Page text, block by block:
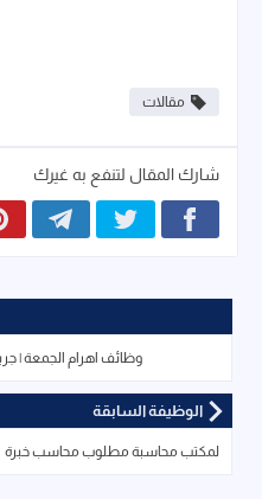
مقالات
شارك المقال لتنفع به غيرك
وظائف اهرام الجمعة | جريدة
الوظيفة السابقة
لمكتب محاسبة مطلوب محاسب خبرة